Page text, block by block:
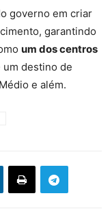
governo em criar
garantindo
um dos centros
um destino de
e além.